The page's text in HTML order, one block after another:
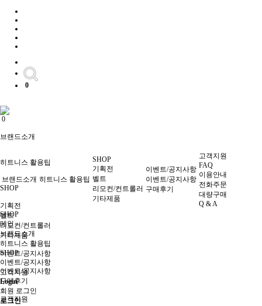
0
0
브랜드소개
히트니스 활용팁
SHOP
기획전
벨트
리모컨/컨트롤러
기타제품
이벤트/공지사항
이벤트/공지사항
구매후기
고객지원
브랜드소개 히트니스 활용팁
SHOP
기획전
벨트
리모컨/컨트롤러
기타제품
이벤트/공지사항
이벤트/공지사항
구매후기
고객지원
FAQ
이용안내
전화주문
대량구매
Q & A
SHOP
메인
브랜드소개
히트니스 활용팁
SHOP
이벤트/공지사항
고객지원
Login
회원 로그인
로그인